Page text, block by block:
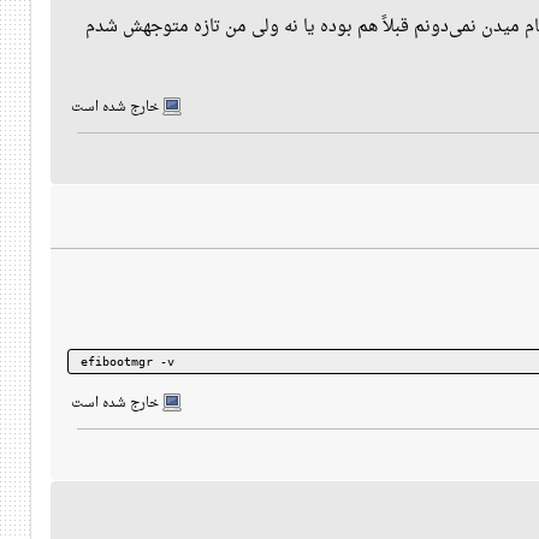
خارج شده است
efibootmgr -v
خارج شده است